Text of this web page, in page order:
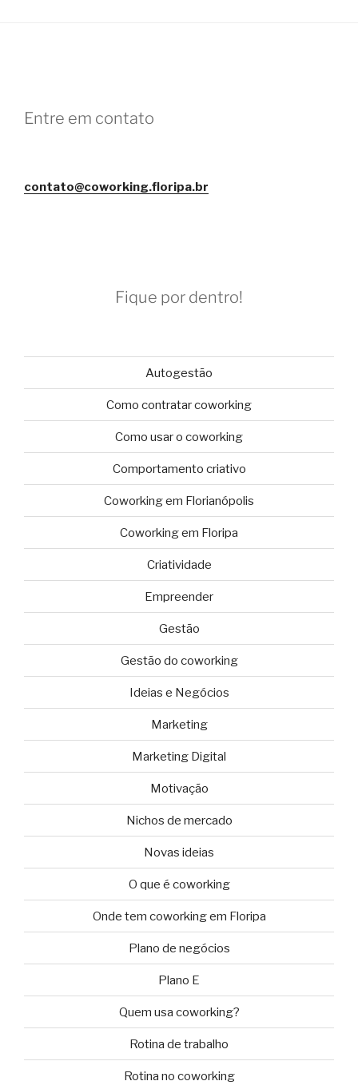
Entre em contato
contato@coworking.floripa.br
Fique por dentro!
Autogestão
Como contratar coworking
Como usar o coworking
Comportamento criativo
Coworking em Florianópolis
Coworking em Floripa
Criatividade
Empreender
Gestão
Gestão do coworking
Ideias e Negócios
Marketing
Marketing Digital
Motivação
Nichos de mercado
Novas ideias
O que é coworking
Onde tem coworking em Floripa
Plano de negócios
Plano E
Quem usa coworking?
Rotina de trabalho
Rotina no coworking